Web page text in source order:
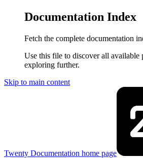
Documentation Index
Fetch the complete documentation
Use this file to discover all available
exploring further.
Skip to main content
Twenty Documentation home page